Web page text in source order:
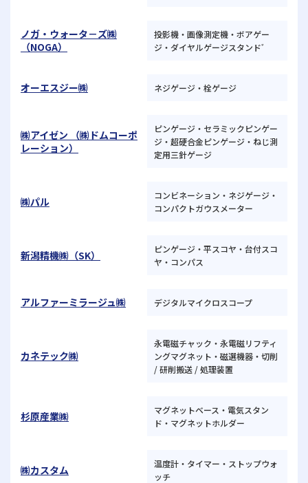
ノガ・ウォータ－ズ㈱
（NOGA）
投影機・画像測定機・ボアゲー
ジ・ダイヤルゲージスタンドﾞ
オーエスジー㈱ ネジゲージ・栓ゲージ
㈱アイゼン （㈱ドムコーポ
レーション）
ピンゲージ・セラミックピンゲー
ジ・超硬合金ピンゲージ・ねじ測
定用三針ゲージ
㈱パル
コンビネーション・ネジゲージ・
コンパクトガウスメーター
新潟精機㈱（SK）
ピンゲージ・平スコヤ・台付スコ
ヤ・コンパス
アルファーミラージュ㈱ デジタルマイクロスコープ
カネテック㈱
永電磁チャック・永電磁リフティ
ングマグネット・磁選機器・切削
/ 研削搬送 / 処理装置
杉原産業㈱
マグネットベース・電気スタン
ド・マグネットホルダー
㈱カスタム
温度計・タイマー・ストップウォ
ッチ